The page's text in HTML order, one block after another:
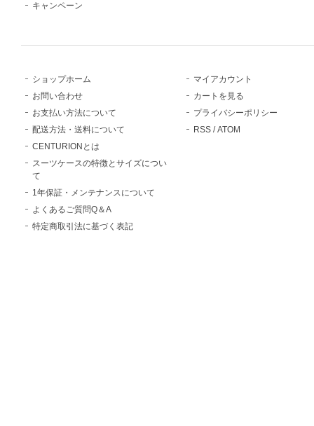
キャンペーン
ショップホーム
お問い合わせ
お支払い方法について
配送方法・送料について
CENTURIONとは
スーツケースの特徴とサイズについ
て
1年保証・メンテナンスについて
よくあるご質問Q＆A
特定商取引法に基づく表記
マイアカウント
カートを見る
プライバシーポリシー
RSS /ATOM